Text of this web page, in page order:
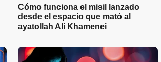
Cómo funciona el misil lanzado
desde el espacio que mató al
ayatollah Ali Khamenei